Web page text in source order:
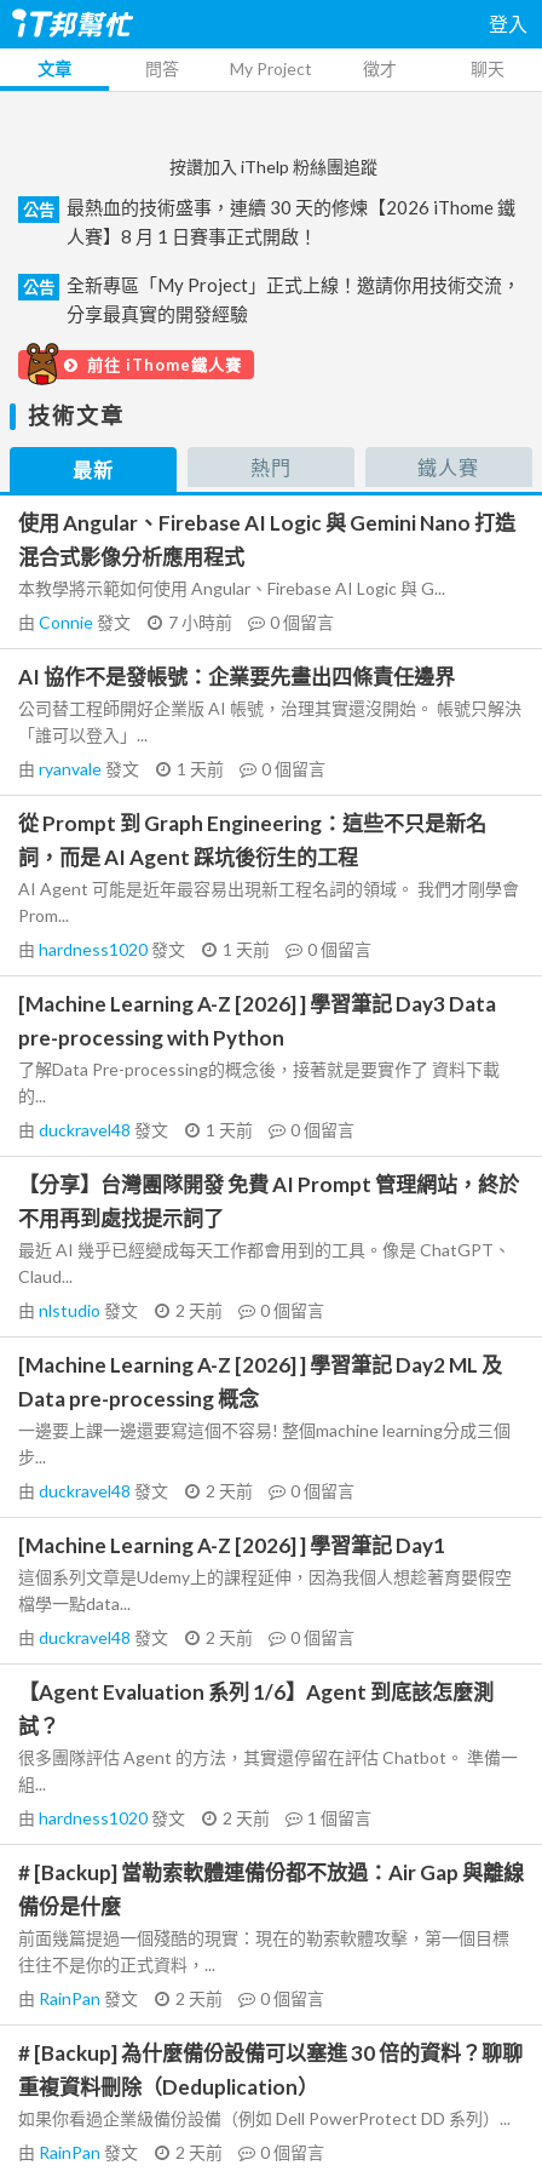
登入
文章 問答 My Project 徵才 聊天
按讚加入 iThelp 粉絲團追蹤
公告
最熱血的技術盛事，連續 30 天的修煉【2026 iThome 鐵
人賽】8 月 1 日賽事正式開啟！
公告
全新專區「My Project」正式上線！邀請你用技術交流，
分享最真實的開發經驗
前往 iThome鐵人賽
技術文章
最新 熱門 鐵人賽
使用 Angular、Firebase AI Logic 與 Gemini Nano 打造
混合式影像分析應用程式
本教學將示範如何使用 Angular、Firebase AI Logic 與 G...
由 Connie發文 7 小時前 0個留言
AI 協作不是發帳號：企業要先畫出四條責任邊界
公司替工程師開好企業版 AI 帳號，治理其實還沒開始。 帳號只解決
「誰可以登入」...
由 ryanvale發文 1 天前 0個留言
從 Prompt 到 Graph Engineering：這些不只是新名
詞，而是 AI Agent 踩坑後衍生的工程
AI Agent 可能是近年最容易出現新工程名詞的領域。 我們才剛學會
Prom...
由 hardness1020發文 1 天前 0個留言
[Machine Learning A-Z [2026] ] 學習筆記 Day3 Data
pre-processing with Python
了解Data Pre-processing的概念後，接著就是要實作了 資料下載
的...
由 duckravel48 發文 1 天前 0個留言
【分享】台灣團隊開發 免費 AI Prompt 管理網站，終於
不用再到處找提示詞了
最近 AI 幾乎已經變成每天工作都會用到的工具。像是 ChatGPT、
Claud...
由 nlstudio 發文 2 天前 0個留言
[Machine Learning A-Z [2026] ] 學習筆記 Day2 ML 及
Data pre-processing 概念
一邊要上課一邊還要寫這個不容易! 整個machine learning分成三個
步...
由 duckravel48 發文 2 天前 0個留言
[Machine Learning A-Z [2026] ] 學習筆記 Day1
這個系列文章是Udemy上的課程延伸，因為我個人想趁著育嬰假空
檔學一點data...
由 duckravel48 發文 2 天前 0個留言
【Agent Evaluation 系列 1/6】Agent 到底該怎麼測
試？
很多團隊評估 Agent 的方法，其實還停留在評估 Chatbot。 準備一
組...
由 hardness1020發文 2 天前 1 個留言
# [Backup] 當勒索軟體連備份都不放過：Air Gap 與離線
備份是什麼
前面幾篇提過一個殘酷的現實：現在的勒索軟體攻擊，第一個目標
往往不是你的正式資料，...
由 RainPan 發文 2 天前 0個留言
# [Backup] 為什麼備份設備可以塞進 30 倍的資料？聊聊
重複資料刪除（Deduplication）
如果你看過企業級備份設備（例如 Dell PowerProtect DD 系列）...
由 RainPan 發文 2 天前 0個留言